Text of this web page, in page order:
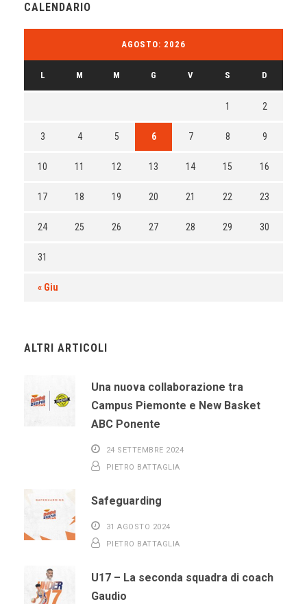
CALENDARIO
AGOSTO: 2026
L M M G V S D
« Giu
1 2
3 4 5 6 7 8 9
10 11 12 13 14 15 16
17 18 19 20 21 22 23
24 25 26 27 28 29 30
31
ALTRI ARTICOLI
Una nuova collaborazione tra
Campus Piemonte e New Basket
ABC Ponente
24 SETTEMBRE 2024
PIETRO BATTAGLIA
Safeguarding
31 AGOSTO 2024
PIETRO BATTAGLIA
U17 – La seconda squadra di coach
Gaudio